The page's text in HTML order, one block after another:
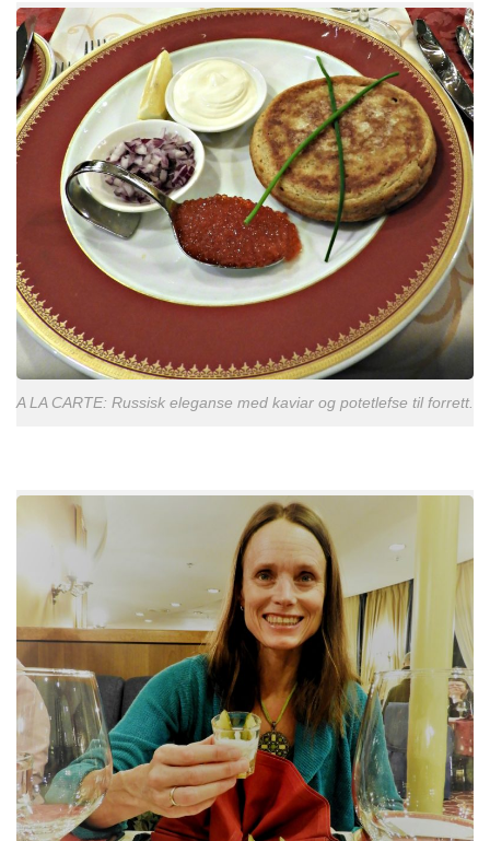
A LA CARTE: Russisk eleganse med kaviar og potetlefse til forrett.